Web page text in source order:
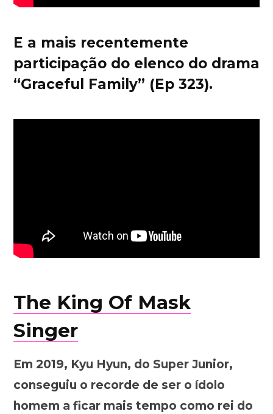
E a mais recentemente
participação do elenco do drama
“Graceful Family” (Ep 323).
The King Of Mask
Singer
Em 2019, Kyu Hyun, do Super Junior,
conseguiu o recorde de ser o ídolo
homem a ficar mais tempo como rei do